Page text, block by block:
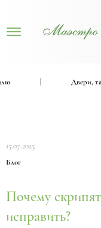
Двери,
15.07.2025
Блог
Почему
исправить?